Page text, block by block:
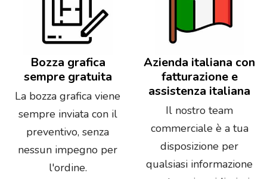
Bozza grafica
sempre gratuita
La bozza grafica viene
sempre inviata con il
preventivo, senza
nessun impegno per
l'ordine.
Azienda italiana con
fatturazione e
assistenza italiana
Il nostro team
commerciale è a tua
disposizione per
qualsiasi informazione